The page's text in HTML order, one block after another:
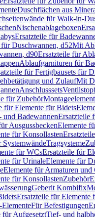
Duschflächen aus
für Walk-in-
Nischenablageboxen
Ersatzteile für
Duschwannen, d52Mit
d90Ersatzteile für
Ablaufgarnituren für
für Fertigbausets für
und ZulaufMit
Anschlusssets
für Zubehör
für Elemente für Bidets
und BadewannenErsatzteile
AusgussbeckenElemente
für Konsollasten
SystemwändeTragsysteme
für WCsErsatzteile für
für UrinaleElemente für
Elemente für Armaturen und
für KonsollastenZubehör
Geberit Kombifix
Ersatzteile für Elemente
Für Befestigungen
für AufgesetztTief- und